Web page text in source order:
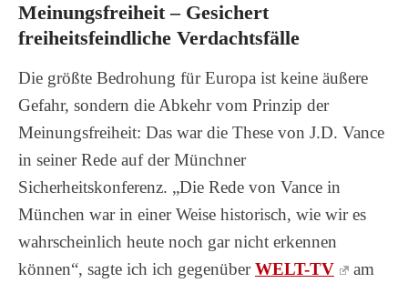
Meinungsfreiheit – Gesichert
freiheitsfeindliche Verdachtsfälle
Die größte Bedrohung für Europa ist keine äußere
Gefahr, sondern die Abkehr vom Prinzip der
Meinungsfreiheit: Das war die These von J.D. Vance
in seiner Rede auf der Münchner
Sicherheitskonferenz. „Die Rede von Vance in
München war in einer Weise historisch, wie wir es
wahrscheinlich heute noch gar nicht erkennen
können“, sagte ich ich gegenüberWELT-TV
am